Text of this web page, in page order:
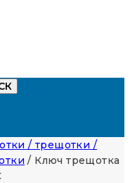
/ трещотки /
/ Ключ трещотка